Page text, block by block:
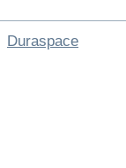
Duraspace